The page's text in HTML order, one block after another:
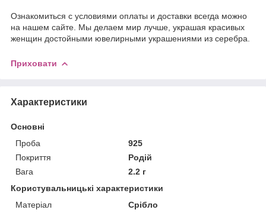
Ознакомиться с условиями оплаты и доставки всегда можно
на нашем сайте. Мы делаем мир лучше, украшая красивых
женщин достойными ювелирными украшениями из серебра.
Приховати
Характеристики
Основні
Проба
925
Покриття
Родій
Вага
2.2 г
Користувальницькі характеристики
Матеріал
Срібло